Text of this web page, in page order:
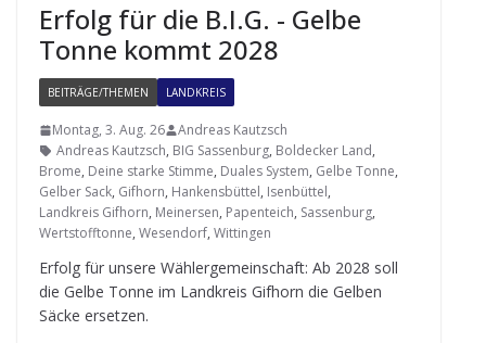
Erfolg für die B.I.G. - Gelbe
Tonne kommt 2028
BEITRÄGE/THEMEN LANDKREIS
Montag, 3. Aug. 26
Andreas Kautzsch
Andreas Kautzsch, BIG Sassenburg, Boldecker Land,
Brome, Deine starke Stimme, Duales System, Gelbe Tonne,
Gelber Sack, Gifhorn, Hankensbüttel, Isenbüttel,
Landkreis Gifhorn, Meinersen, Papenteich, Sassenburg,
Wertstofftonne, Wesendorf, Wittingen
Erfolg für unsere Wäh­ler­ge­mein­schaft: Ab 2028 soll
die Gelbe Tonne im Land­kreis Gif­horn die Gel­ben
Säcke ersetzen.